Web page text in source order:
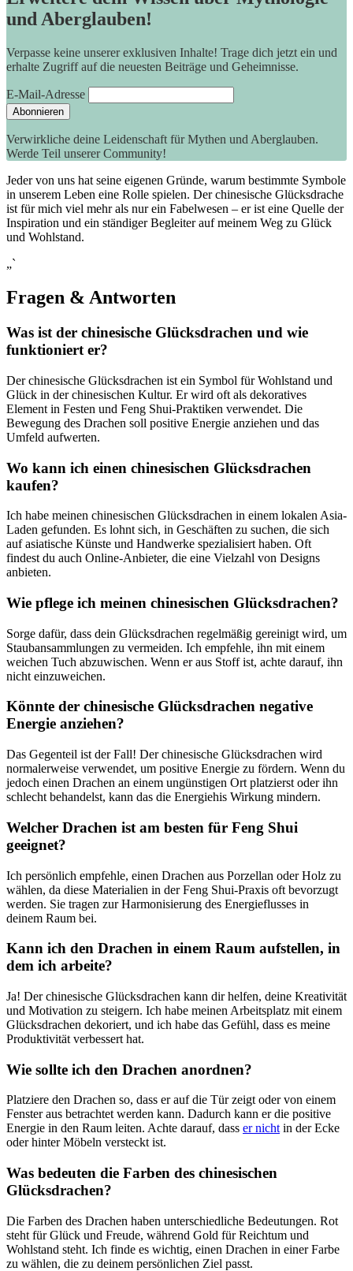
und Aberglauben!
Verpasse keine unserer exklusiven Inhalte! Trage dich jetzt ein und
erhalte Zugriff auf die neuesten Beiträge und Geheimnisse.
E-Mail-Adresse
Verwirkliche deine Leidenschaft für Mythen und Aberglauben.
Werde Teil unserer Community!
Jeder von​ uns hat‍ seine eigenen Gründe, ⁣warum​ bestimmte Symbole
in unserem‌ Leben‌ eine Rolle ‍spielen. Der chinesische Glücksdrache
ist‍ für mich⁢ viel mehr als nur ein Fabelwesen – er ist eine​ Quelle der
Inspiration und ein​ ständiger ⁢Begleiter ‍auf meinem ​Weg ​zu⁣ Glück
⁢und Wohlstand.
„`
Fragen &‍ Antworten
Was ist der chinesische ⁤Glücksdrachen und wie
‌funktioniert er?
Der⁣ chinesische ⁤Glücksdrachen ​ist ein Symbol für Wohlstand und
Glück in der chinesischen ‍Kultur. Er wird ​oft ⁢als⁢ dekoratives
Element in Festen und Feng Shui-Praktiken ⁣verwendet. Die
Bewegung des Drachen soll⁢ positive⁢ Energie anziehen und das
Umfeld aufwerten.
Wo kann ich einen chinesischen Glücksdrachen
kaufen?
Ich habe ‍meinen chinesischen Glücksdrachen in einem⁤ lokalen Asia-
Laden gefunden. Es lohnt sich, in Geschäften zu suchen, die sich
auf asiatische⁤ Künste und Handwerke spezialisiert ⁤haben. Oft
findest du auch Online-Anbieter, die eine Vielzahl von Designs
anbieten.
Wie pflege‌ ich meinen chinesischen Glücksdrachen?
Sorge dafür, dass‍ dein⁤ Glücksdrachen regelmäßig gereinigt wird, um
Staubansammlungen zu‍ vermeiden. Ich⁤ empfehle, ihn mit einem
weichen Tuch ⁣abzuwischen. Wenn ‍er aus Stoff ⁢ist, achte​ darauf, ihn
nicht ‌einzuweichen.
Könnte der ⁤chinesische Glücksdrachen negative
Energie anziehen?
Das Gegenteil ist der Fall! Der chinesische Glücksdrachen wird
normalerweise verwendet, um⁣ positive ‌Energie ⁣zu fördern.‍ Wenn du
jedoch einen Drachen an einem⁤ ungünstigen ⁢Ort platzierst oder ihn
⁢schlecht ​behandelst, kann das die Energiehis ‌Wirkung⁤ mindern.
Welcher Drachen ist am‍ besten⁣ für Feng ⁢Shui
geeignet?
Ich persönlich empfehle, einen Drachen aus ‌Porzellan‍ oder​ Holz ⁣zu
wählen, da ‌diese Materialien‍ in ​der Feng Shui-Praxis oft bevorzugt ​
werden. ‍Sie tragen zur Harmonisierung des Energieflusses in
deinem Raum‌ bei.
Kann ich den Drachen in einem Raum aufstellen, ⁢in
dem ich‍ arbeite?
Ja! Der chinesische Glücksdrachen kann‌ dir helfen, ‍deine⁢ Kreativität
⁢und⁤ Motivation ​zu steigern. Ich habe meinen Arbeitsplatz mit einem‍
Glücksdrachen dekoriert, ⁢und ⁢ich ⁤habe das Gefühl, dass es⁣ meine
Produktivität ‍verbessert hat.
Wie sollte ​ich den Drachen anordnen?
Platziere den Drachen so, dass er auf ‌die Tür zeigt oder ‌von einem‌
Fenster ‌aus betrachtet ​werden‍ kann. Dadurch kann er⁣ die positive
Energie in den Raum leiten. Achte darauf, dass er nichtin der ‍Ecke
oder hinter Möbeln versteckt ist.
Was bedeuten die Farben des‌ chinesischen
Glücksdrachen?
Die ‌Farben des Drachen haben unterschiedliche​ Bedeutungen. Rot
steht⁣ für Glück und ​Freude, während Gold für Reichtum ‍und
Wohlstand steht. Ich‍ finde‍ es⁣ wichtig, einen​ Drachen ⁢in ⁤einer Farbe
zu ⁣wählen,⁤ die ​zu deinem persönlichen Ziel ‍passt.